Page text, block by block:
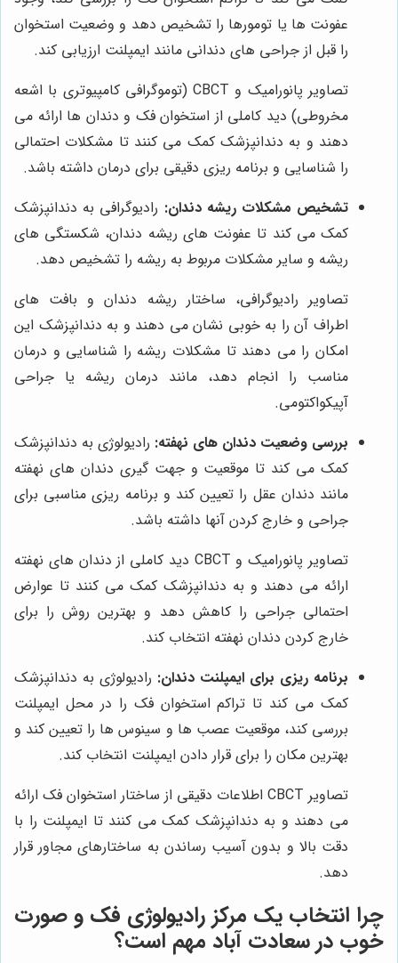
عفونت ها یا تومورها را تشخیص دهد و وضعیت استخوان
را قبل از جراحی های دندانی مانند ایمپلنت ارزیابی کند.
تصاویر پانورامیک و CBCT (توموگرافی کامپیوتری با اشعه
مخروطی) دید کاملی از استخوان فک و دندان ها ارائه می
دهند و به دندانپزشک کمک می کنند تا مشکلات احتمالی
را شناسایی و برنامه ریزی دقیقی برای درمان داشته باشد.
تشخیص مشکلات ریشه دندان: رادیوگرافی به دندانپزشک
کمک می کند تا عفونت های ریشه دندان، شکستگی های
ریشه و سایر مشکلات مربوط به ریشه را تشخیص دهد.
تصاویر رادیوگرافی، ساختار ریشه دندان و بافت های
اطراف آن را به خوبی نشان می دهند و به دندانپزشک این
امکان را می دهند تا مشکلات ریشه را شناسایی و درمان
مناسب را انجام دهد، مانند درمان ریشه یا جراحی
آپیکواکتومی.
بررسی وضعیت دندان های نهفته: رادیولوژی به دندانپزشک
کمک می کند تا موقعیت و جهت گیری دندان های نهفته
مانند دندان عقل را تعیین کند و برنامه ریزی مناسبی برای
جراحی و خارج کردن آنها داشته باشد.
تصاویر پانورامیک و CBCT دید کاملی از دندان های نهفته
ارائه می دهند و به دندانپزشک کمک می کنند تا عوارض
احتمالی جراحی را کاهش دهد و بهترین روش را برای
خارج کردن دندان نهفته انتخاب کند.
برنامه ریزی برای ایمپلنت دندان: رادیولوژی به دندانپزشک
کمک می کند تا تراکم استخوان فک را در محل ایمپلنت
بررسی کند، موقعیت عصب ها و سینوس ها را تعیین کند و
بهترین مکان را برای قرار دادن ایمپلنت انتخاب کند.
تصاویر CBCT اطلاعات دقیقی از ساختار استخوان فک ارائه
می دهند و به دندانپزشک کمک می کنند تا ایمپلنت را با
دقت بالا و بدون آسیب رساندن به ساختارهای مجاور قرار
دهد.
چرا انتخاب یک مرکز رادیولوژی فک و صورت
خوب در سعادت آباد مهم است؟